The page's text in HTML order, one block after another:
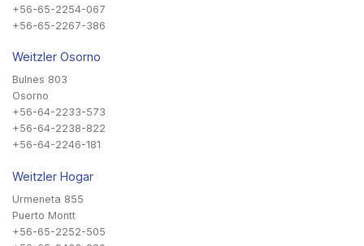
+56-65-2254-067
+56-65-2267-386
Weitzler Osorno
Bulnes 803
Osorno
+56-64-2233-573
+56-64-2238-822
+56-64-2246-181
Weitzler Hogar
Urmeneta 855
Puerto Montt
+56-65-2252-505